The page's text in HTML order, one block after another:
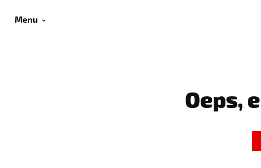
Menu
Oeps,